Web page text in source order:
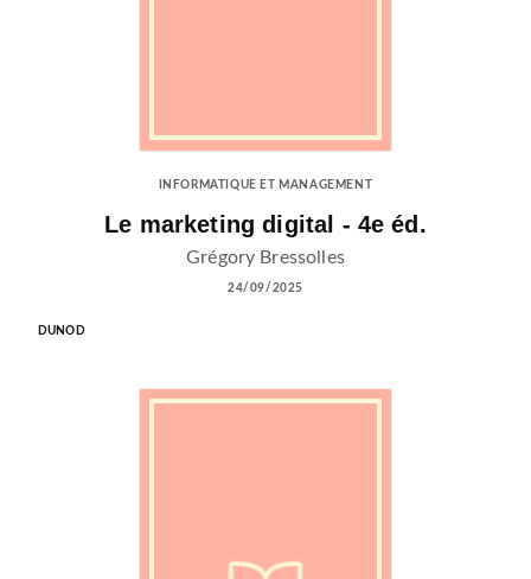
INFORMATIQUE ET MANAGEMENT
Le marketing digital - 4e éd.
Grégory Bressolles
24/09/2025
DUNOD